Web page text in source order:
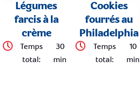
Légumes
farcis à la
crème
Temps
total:
30
min
Cookies
fourrés au
Philadelphia
Temps
total:
10
min